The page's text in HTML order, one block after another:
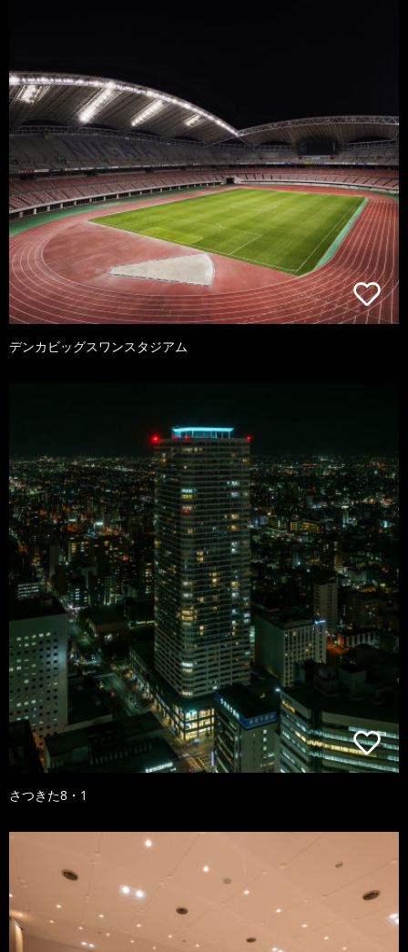
デンカビッグスワンスタジアム
さつきた8・1